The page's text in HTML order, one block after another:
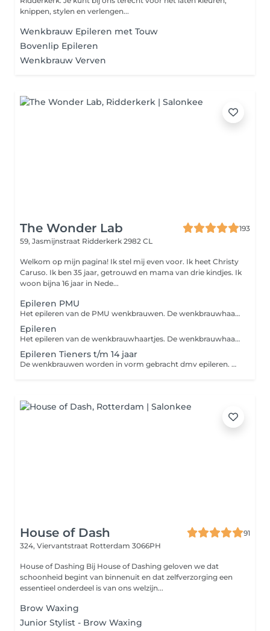
knippen, stylen en verlengen...
Wenkbrauw Epileren met Touw
Bovenlip Epileren
Wenkbrauw Verven
The Wonder Lab
193
59, Jasmijnstraat Ridderkerk 2982 CL
Welkom op mijn pagina! Ik stel mij even voor. Ik heet Christy
Caruso. Ik ben 35 jaar, getrouwd en mama van drie kindjes. Ik
woon bijna 16 jaar in Nede...
Epileren PMU
Het epileren van de PMU wenkbrauwen. De wenkbrauwhaartjes worden door middel van een pincet verwijdert en als finishing touch wordt een Brow Gel gebruikt en strak gemaakt met een highlighter.
Epileren
Het epileren van de wenkbrauwhaartjes. De wenkbrauwhaartjes worden door middel van een pincet verwijdert en als finishing touch worden de wenkbrauwen gestijlt met een Brow Gel en strak gemaakt met een highlighter.
Epileren Tieners t/m 14 jaar
De wenkbrauwen worden in vorm gebracht dmv epileren. Donshaartjes worden verwijdert met een wenkbrauwmesje.
House of Dash
91
324, Viervantstraat Rotterdam 3066PH
House of Dashing Bij House of Dashing geloven we dat
schoonheid begint van binnenuit en dat zelfverzorging een
essentieel onderdeel is van ons welzijn...
Brow Waxing
Junior Stylist - Brow Waxing